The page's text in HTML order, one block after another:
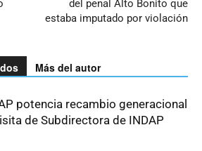
del penal Alto Bonito que
estaba imputado por violación
Más del autor
potencia recambio generacional
de Subdirectora de INDAP